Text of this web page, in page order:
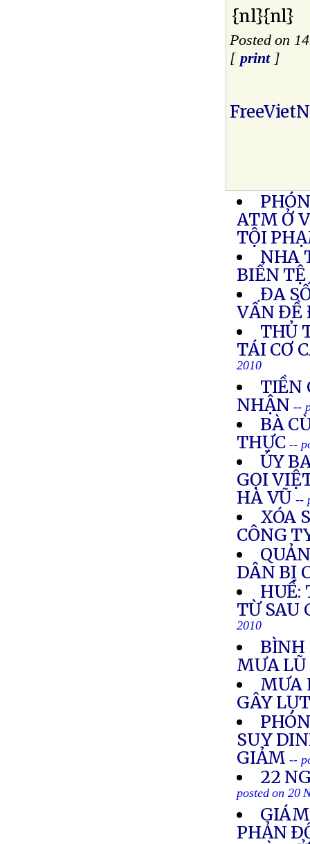
{nl}{nl}
Posted on
[ print]
ATM Ở
TỘI
NHA
BIỂN
ĐA
VẤN
THỦ
TÁI CƠ
2010
TIỀN
NHẬN --
BÀ
THỰC --
ỦY
GỌI
HÀ VŨ--
XÓA
CÔNG
DÂN BỊ
HUẾ:
TỪ SAU
2010
BÌNH
MƯA LŨ
MƯA
GÂY
SUY
GIẢM --
22
posted on 20
PHẢN